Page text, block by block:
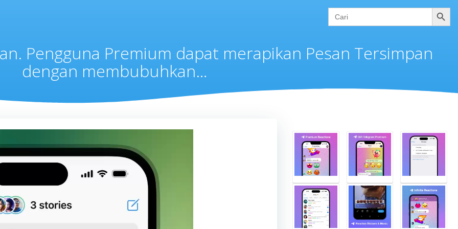
Search
for:
Cari
Pengguna Premium dapat merapikan Pesan Tersimpan
dengan membubuhkan…